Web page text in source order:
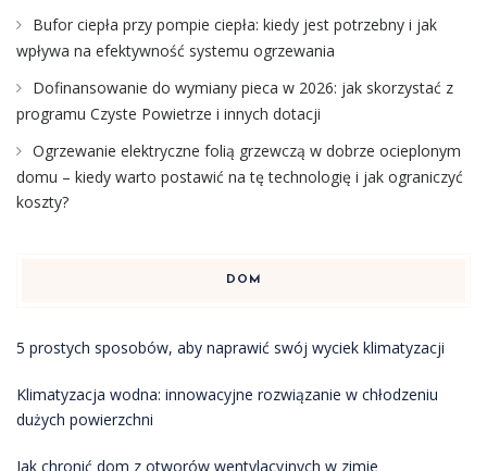
Bufor ciepła przy pompie ciepła: kiedy jest potrzebny i jak
wpływa na efektywność systemu ogrzewania
Dofinansowanie do wymiany pieca w 2026: jak skorzystać z
programu Czyste Powietrze i innych dotacji
Ogrzewanie elektryczne folią grzewczą w dobrze ocieplonym
domu – kiedy warto postawić na tę technologię i jak ograniczyć
koszty?
DOM
5 prostych sposobów, aby naprawić swój wyciek klimatyzacji
Klimatyzacja wodna: innowacyjne rozwiązanie w chłodzeniu
dużych powierzchni
Jak chronić dom z otworów wentylacyjnych w zimie